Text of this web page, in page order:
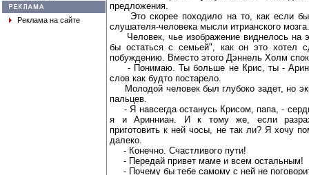
Реклама на сайте
предложения.
Это скорее походило на то, как если бы
слушателя-человека мысли итрианского мозга.
Человек, чье изображение виднелось на
бы остаться с семьей", как он это хотел
побуждению. Вместо этого Дэннель Холм
- Понимаю. Ты больше не Крис, ты -
слов как будто постарело.
Молодой человек был глубоко задет, но
пальцев.
- Я навсегда останусь Крисом, папа, -
я и Аринниан. И к тому же, если
приготовить к ней чосы, не так ли? Я хочу
далеко.
- Конечно. Счастливого пути!
- Передай привет маме и всем остальным!
- Почему бы тебе самому с ней не